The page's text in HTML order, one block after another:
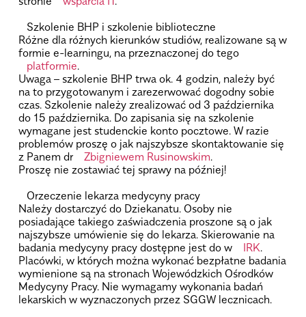
Szkolenie BHP i szkolenie biblioteczne
Różne dla różnych kierunków studiów, realizowane są w
formie e-learningu, na przeznaczonej do tego
platformie.
Uwaga – szkolenie BHP trwa ok. 4 godzin, należy być
na to przygotowanym i zarezerwować dogodny sobie
czas. Szkolenie należy zrealizować od 3 października
do 15 października. Do zapisania się na szkolenie
wymagane jest studenckie konto pocztowe. W razie
problemów proszę o jak najszybsze skontaktowanie się
z Panem dr
Zbigniewem Rusinowskim.
Proszę nie zostawiać tej sprawy na później!
Orzeczenie lekarza medycyny pracy
Należy dostarczyć do Dziekanatu. Osoby nie
posiadające takiego zaświadczenia proszone są o jak
najszybsze umówienie się do lekarza. Skierowanie na
badania medycyny pracy dostępne jest do w
IRK.
Placówki, w których można wykonać bezpłatne badania
wymienione są na stronach Wojewódzkich Ośrodków
Medycyny Pracy. Nie wymagamy wykonania badań
lekarskich w wyznaczonych przez SGGW lecznicach.